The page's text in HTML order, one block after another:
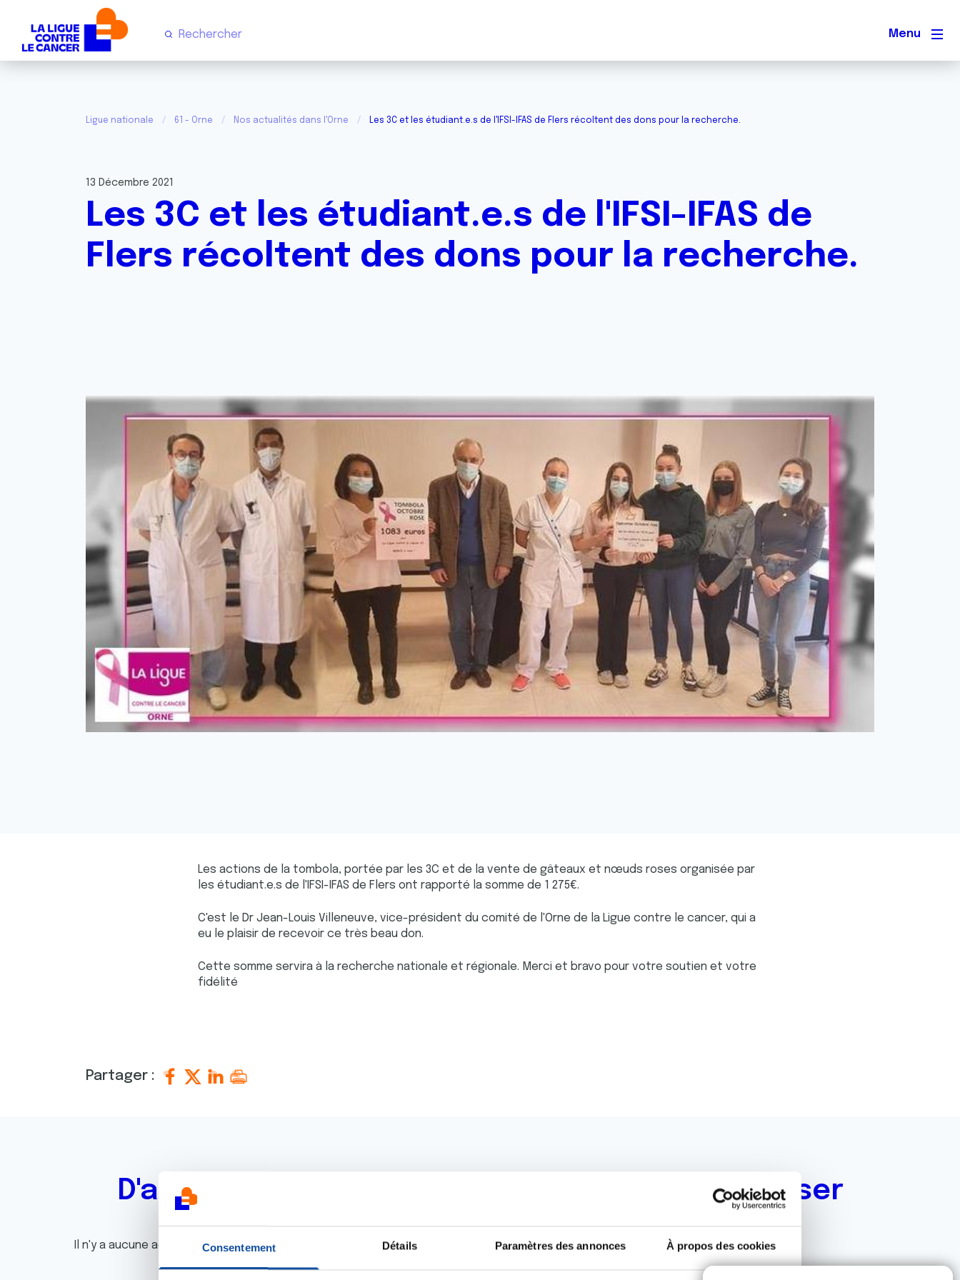
Consentement Détails Paramètres des annonces À propos des cookies
Menu
Ligue nationale 61 - Orne Nos actualités dans l'Orne Les 3C et les étudiant.e.s de l'IFSI-IFAS de Flers récoltent des dons pour la recherche.
13 Décembre 2021
Les 3C et les étudiant.e.s de l'IFSI-IFAS de
Flers récoltent des dons pour la recherche.
Les actions de la tombola, portée par les 3C et de la vente de gâteaux et nœuds roses organisée par
les étudiant.e.s de l'IFSI-IFAS de Flers ont rapporté la somme de 1 275€.
C'est le Dr Jean-Louis Villeneuve, vice-président du comité de l'Orne de la Ligue contre le cancer, qui a
eu le plaisir de recevoir ce très beau don.
Cette somme servira à la recherche nationale et régionale. Merci et bravo pour votre soutien et votre
fidélité
Partager :
D'autres actualités qui pourraient vous intéresser
Il n'y a aucune actualité disponible pour le moment.